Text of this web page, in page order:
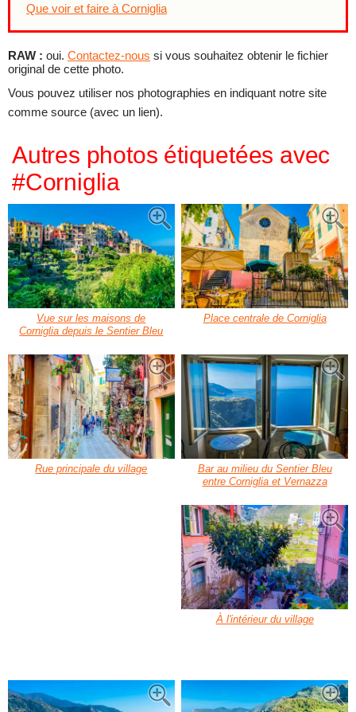
Que voir et faire à Corniglia
RAW : oui. Contactez-nous si vous souhaitez obtenir le fichier
original de cette photo.
Vous pouvez utiliser nos photographies en indiquant notre site
comme source (avec un lien).
Autres photos étiquetées avec
#Corniglia
Vue sur les maisons de
Corniglia depuis le Sentier Bleu
Place centrale de Corniglia
Rue principale du village
Bar au milieu du Sentier Bleu
entre Corniglia et Vernazza
À l'intérieur du village